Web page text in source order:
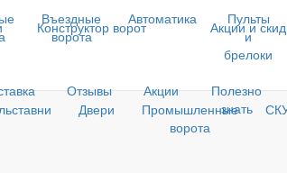
Въездные
ворота
Автоматика
Пульты
и
брелоки
Отзывы Акции
Полезно
знать
Конструктор ворот Акции и
Двери
Промышленные
ворота